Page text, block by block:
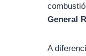
General
A